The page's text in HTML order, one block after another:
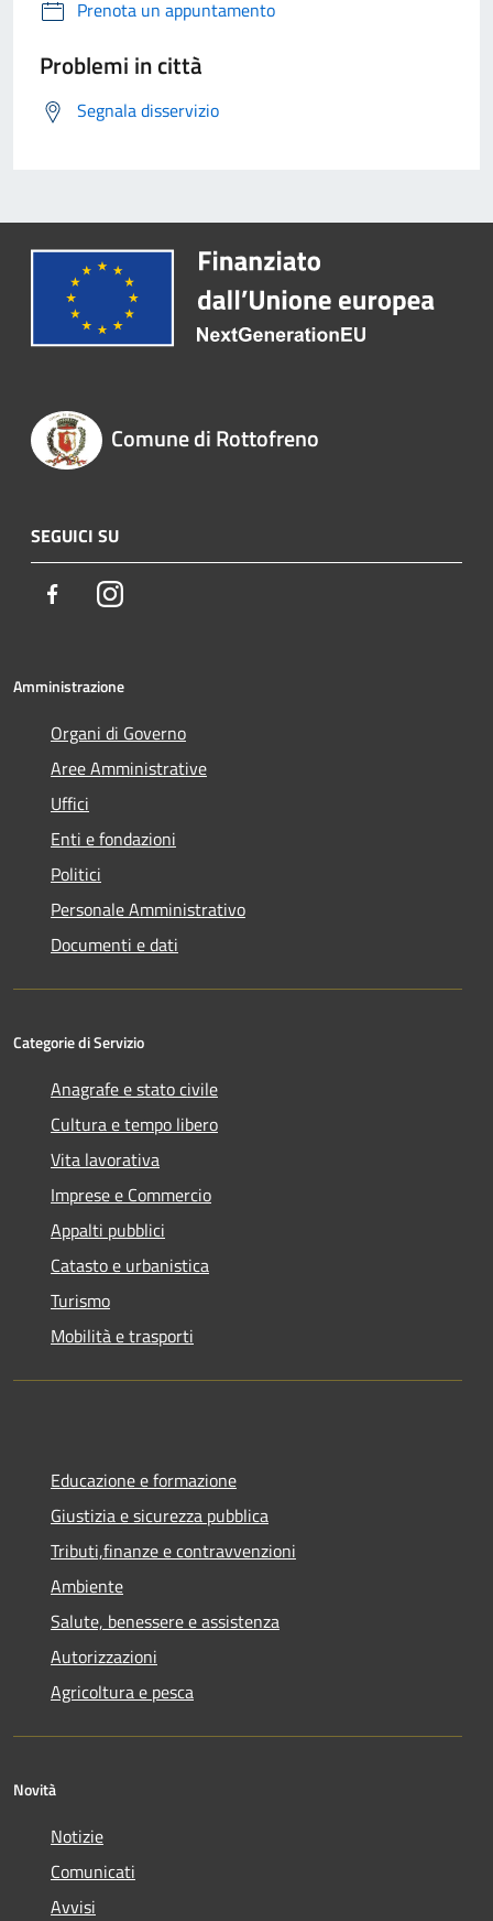
Prenota un appuntamento
Problemi in città
Segnala disservizio
Comune di Rottofreno
SEGUICI SU
FacebookInstagram
Amministrazione
Organi di Governo
Aree Amministrative
Uffici
Enti e fondazioni
Politici
Personale Amministrativo
Documenti e dati
Categorie di Servizio
Anagrafe e stato civile
Cultura e tempo libero
Vita lavorativa
Imprese e Commercio
Appalti pubblici
Catasto e urbanistica
Turismo
Mobilità e trasporti
Educazione e formazione
Giustizia e sicurezza pubblica
Tributi,finanze e contravvenzioni
Ambiente
Salute, benessere e assistenza
Autorizzazioni
Agricoltura e pesca
Novità
Notizie
Comunicati
Avvisi